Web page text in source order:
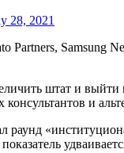
28, 2021
Partners, Samsung
штат и
и
раунд